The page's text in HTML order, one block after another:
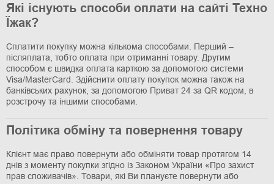
Які існують способи оплати на сайті Техно
Їжак?
Сплатити покупку можна кількома способами. Перший –
післяплата, тобто оплата при отриманні товару. Другим
способом є швидка оплата карткою за допомогою системи
Visa/MasterCard. Здійснити оплату покупок можна також на
банківських рахунок, за допомогою Приват 24 за QR кодом, в
розстрочу та іншими способами.
Політика обміну та повернення товару
Клієнт має право повернути або обміняти товар протягом 14
днів з моменту покупки згідно із Законом України «Про захист
прав споживачів». Товари, які Ви плануєте повернути або